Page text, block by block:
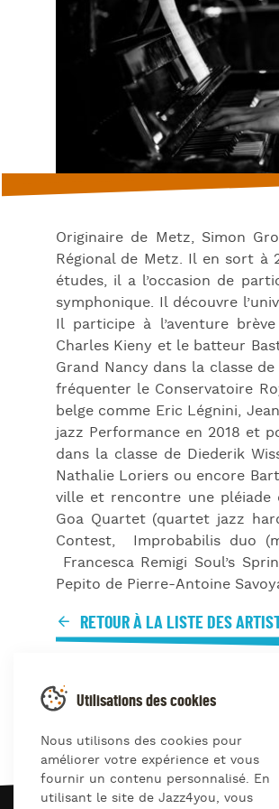
Originaire de Metz, Simon
Régional de Metz. Il en sort à
études, il a l’occasion de
symphonique. Il découvre
Il participe à l’aventure
Charles Kieny et le batteur
Grand Nancy dans la classe
fréquenter le Conservatoire
belge comme Eric Légnini,
jazz Performance en 2018 et
dans la classe de Diederik
Nathalie Loriers ou encore
ville et rencontre une pléiade
Goa Quartet (quartet jazz
Contest, Improbabilis duo
Francesca Remigi Soul’s
Pepito de Pierre-Antoine
RETOUR À LA LISTE DES
Utilisations des cookies
Nous utilisons des cookies pour
améliorer votre expérience et vous
fournir un contenu personnalisé. En
utilisant le site de Jazz4you, vous